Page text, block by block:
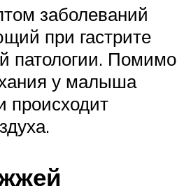
заболеваний
при гастрите
патологии. Помимо
у малыша
происходит